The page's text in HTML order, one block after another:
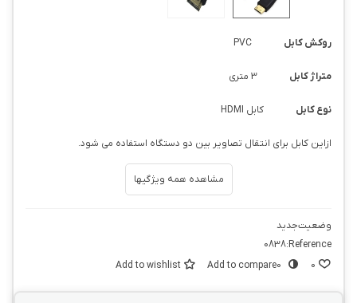
روکش کابل PVC
متراژ کابل 3 متری
نوع کابل کابل HDMI
ازاین کابل برای انتقال تصاویر بین دو دستگاه استفاده می شود.
مشاهده همه ویژگیها
وضعیتجدید
Reference:
0838
0
Add to compare0
Add to wishlist